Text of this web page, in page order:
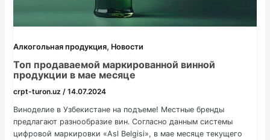
Алкогольная продукция, Новости
Топ продаваемой маркированной винной
продукции в мае месяце
crpt-turon.uz / 14.07.2024
Виноделие в Узбекистане на подъеме! Местные бренды
предлагают разнообразие вин. Согласно данным системы
цифровой маркировки «Asl Belgisi», в мае месяце текущего